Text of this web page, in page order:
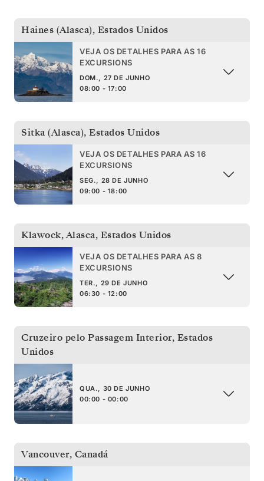
Haines (Alasca), Estados Unidos
VEJA OS DETALHES PARA AS 16
EXCURSIONS
DOM., 27 DE JUNHO
08:00 - 17:00
Sitka (Alasca), Estados Unidos
VEJA OS DETALHES PARA AS 16
EXCURSIONS
SEG., 28 DE JUNHO
09:00 - 18:00
Klawock, Alasca, Estados Unidos
VEJA OS DETALHES PARA AS 8
EXCURSIONS
TER., 29 DE JUNHO
06:30 - 12:00
Cruzeiro pelo Passagem Interior, Estados
Unidos
QUA., 30 DE JUNHO
00:00 - 00:00
Vancouver, Canadá